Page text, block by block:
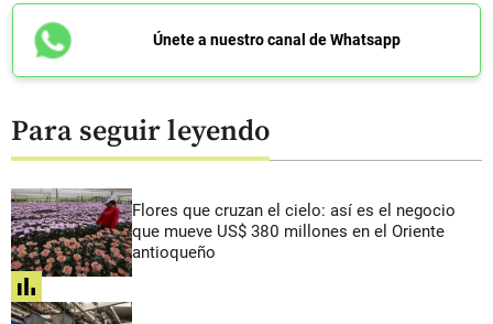
Únete a nuestro canal de Whatsapp
Para seguir leyendo
Flores que cruzan el cielo: así es el negocio
que mueve US$ 380 millones en el Oriente
antioqueño
share